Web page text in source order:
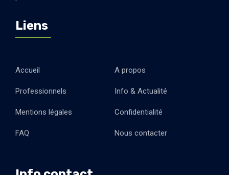
Liens
Accueil A propos
Professionnels Info & Actualité
Mentions légales Confidentialité
FAQ Nous contacter